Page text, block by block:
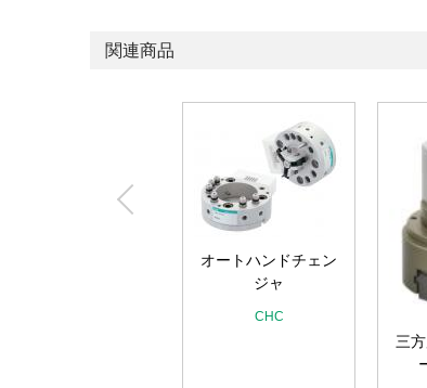
関連商品
オートハンドチェン
ジャ
CHC
三